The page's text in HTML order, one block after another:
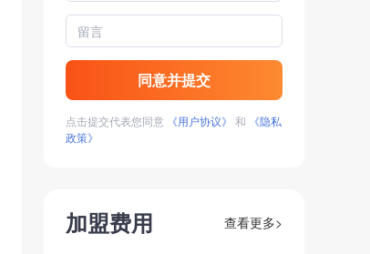
同意并提交
点击提交代表您同意 《用户协议》 和
《隐私
政策》
加盟费用 查看更多>